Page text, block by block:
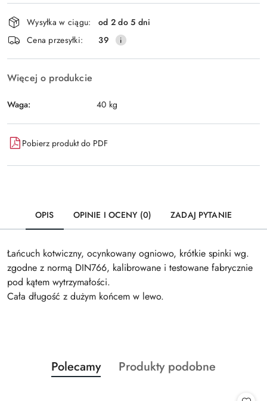
Wyślij
Dostępność
i
dostawa
Wysyłka w ciągu:
od 2 do 5 dni
Cena przesyłki:
39
Więcej o produkcie
Waga: 40 kg
Pobierz produkt do PDF
OPIS OPINIE I OCENY (0) ZADAJ PYTANIE
Łańcuch kotwiczny, ocynkowany ogniowo, krótkie spinki wg.
zgodne z normą DIN766, kalibrowane i testowane fabrycznie
pod kątem wytrzymałości.
Cała długość z dużym końcem w lewo.
Pomiń karuzelę produktów
Produkty
o
Polecamy
Produkty
Produkty podobne